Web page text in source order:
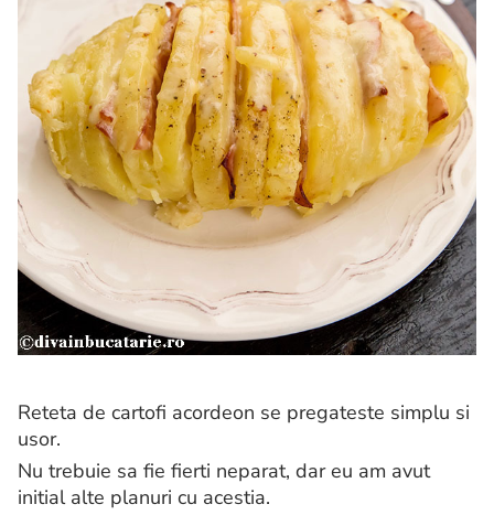
Reteta de cartofi acordeon se pregateste simplu si
usor.
Nu trebuie sa fie fierti neparat, dar eu am avut
initial alte planuri cu acestia.